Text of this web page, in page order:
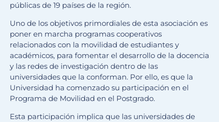
públicas de 19 países de la región.
Uno de los objetivos primordiales de esta asociación es
poner en marcha programas cooperativos
relacionados con la movilidad de estudiantes y
académicos, para fomentar el desarrollo de la docencia
y las redes de investigación dentro de las
universidades que la conforman. Por ello, es que la
Universidad ha comenzado su participación en el
Programa de Movilidad en el Postgrado.
Esta participación implica que las universidades de